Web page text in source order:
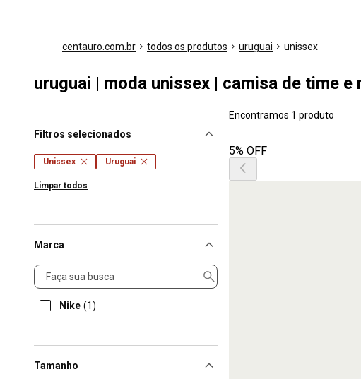
centauro.com.br todos os produtos uruguai unissex
uruguai | moda unissex | camisa de time e
Filtros selecionados
Unissex Uruguai
Limpar todos
Marca
Marca
Nike (1)
Tamanho
Encontramos 1 produto
5% OFF